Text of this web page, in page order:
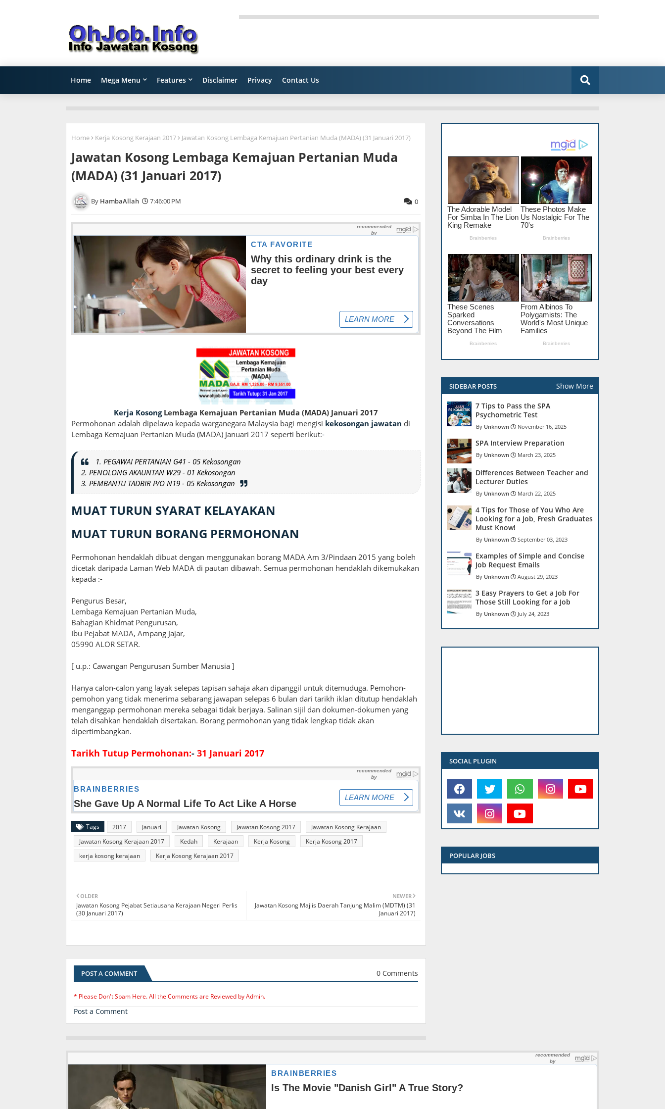
Home Mega Menu Features Disclaimer Privacy Contact Us
Home Kerja Kosong Kerajaan 2017 Jawatan Kosong Lembaga Kemajuan Pertanian Muda (MADA) (31 Januari 2017)
Jawatan Kosong Lembaga Kemajuan Pertanian Muda
(MADA) (31 Januari 2017)
HambaAllah 7:46:00 PM 0
Kerja KosongLembaga Kemajuan Pertanian Muda (MADA) Januari 2017
Permohonan adalah dipelawa kepada warganegara Malaysia bagi mengisi kekosongan jawatan di
Lembaga Kemajuan Pertanian Muda (MADA) Januari 2017 seperti berikut:-
1. PEGAWAI PERTANIAN G41 - 05 Kekosongan
2. PENOLONG AKAUNTAN W29 - 01 Kekosongan
3. PEMBANTU TADBIR P/O N19 - 05 Kekosongan
MUAT TURUN SYARAT KELAYAKAN
MUAT TURUN BORANG PERMOHONAN
Permohonan hendaklah dibuat dengan menggunakan borang MADA Am 3/Pindaan 2015 yang boleh
dicetak daripada Laman Web MADA di pautan dibawah. Semua permohonan hendaklah dikemukakan
kepada :-
Pengurus Besar,
Lembaga Kemajuan Pertanian Muda,
Bahagian Khidmat Pengurusan,
Ibu Pejabat MADA, Ampang Jajar,
05990 ALOR SETAR.
[ u.p.: Cawangan Pengurusan Sumber Manusia ]
Hanya calon-calon yang layak selepas tapisan sahaja akan dipanggil untuk ditemuduga. Pemohon-
pemohon yang tidak menerima sebarang jawapan selepas 6 bulan dari tarikh iklan ditutup hendaklah
menganggap permohonan mereka sebagai tidak berjaya. Salinan sijil dan dokumen-dokumen yang
telah disahkan hendaklah disertakan. Borang permohonan yang tidak lengkap tidak akan
dipertimbangkan.
Tarikh Tutup Permohonan:- 31 Januari 2017
Tags 2017 Januari Jawatan Kosong Jawatan Kosong 2017
Jawatan Kosong Kerajaan
Jawatan Kosong Kerajaan 2017
Kedah Kerajaan Kerja Kosong
Kerja Kosong 2017
kerja kosong kerajaan
Kerja Kosong Kerajaan 2017
NEWER
Jawatan Kosong Majlis Daerah Tanjung Malim (MDTM) (31
Januari 2017)
OLDER
Jawatan Kosong Pejabat Setiausaha Kerajaan Negeri Perlis
(30 Januari 2017)
POST A COMMENT 0 Comments
* Please Don't Spam Here. All the Comments are Reviewed by Admin.
Post a Comment
SIDEBAR POSTS Show More
7 Tips to Pass the SPA
Psychometric Test
Unknown November 16, 2025
SPA Interview Preparation
Unknown March 23, 2025
Differences Between Teacher and
Lecturer Duties
Unknown March 22, 2025
4 Tips for Those of You Who Are
Looking for a Job, Fresh Graduates
Must Know!
Unknown September 03, 2023
Examples of Simple and Concise
Job Request Emails
Unknown August 29, 2023
3 Easy Prayers to Get a Job For
Those Still Looking for a Job
Unknown July 24, 2023
SOCIAL PLUGIN
POPULAR JOBS